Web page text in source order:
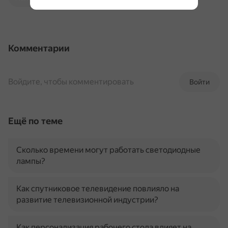
Комментарии
Войти
Войдите, чтобы комментировать
Ещё по теме
Сколько времени могут работать светодиодные
лампы?
Как спутниковое телевидение повлияло на
развитие телевизионной индустрии?